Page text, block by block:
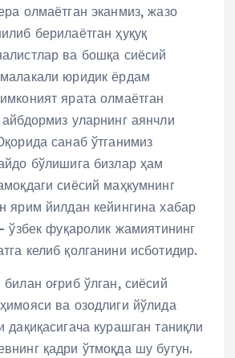
олмаётган эканмиз, жазо
берилаётган ҳуқуқ
ва бошқа сиёсий
юридик ёрдам
ярата олмаётган
уларнинг аянчли
санаб ўтганимиз
бўлишига бизлар ҳам
сиёсий маҳкумнинг
ярим йилдан кейингина хабар
ўзбек фуқаролик жамиятининг
келиб қолганини исботидир.
оғриб ўлган, сиёсий
ва озодлиги йўлида
дақиқасигача курашган таниқли
қадри ўтмоқда шу бугун.